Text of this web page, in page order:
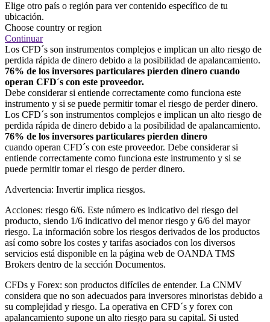
Elige otro país o región para ver contenido específico de tu
ubicación.
Choose country or region
Continuar
Los CFD´s son instrumentos complejos e implican un alto riesgo de
perdida rápida de dinero debido a la posibilidad de apalancamiento.
76% de los inversores particulares pierden dinero cuando
operan CFD´s con este proveedor.
Debe considerar si entiende correctamente como funciona este
instrumento y si se puede permitir tomar el riesgo de perder dinero.
Los CFD´s son instrumentos complejos e implican un alto riesgo de
perdida rápida de dinero debido a la posibilidad de apalancamiento.
76% de los inversores particulares pierden dinero
cuando operan CFD´s con este proveedor. Debe considerar si
entiende correctamente como funciona este instrumento y si se
puede permitir tomar el riesgo de perder dinero.
Advertencia: Invertir implica riesgos.
Acciones: riesgo 6/6. Este número es indicativo del riesgo del
producto, siendo 1/6 indicativo del menor riesgo y 6/6 del mayor
riesgo. La información sobre los riesgos derivados de los productos
así como sobre los costes y tarifas asociados con los diversos
servicios está disponible en la página web de OANDA TMS
Brokers dentro de la sección Documentos.
CFDs y Forex: son productos difíciles de entender. La CNMV
considera que no son adecuados para inversores minoristas debido a
su complejidad y riesgo. La operativa en CFD´s y forex con
apalancamiento supone un alto riesgo para su capital. Si usted